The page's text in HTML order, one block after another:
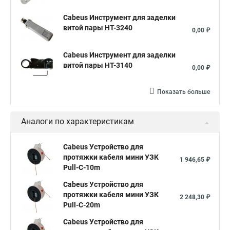
Cabeus Инструмент для заделки
витой пары HT-3240
0,00 ₽
Cabeus Инструмент для заделки
витой пары HT-3140
0,00 ₽
Показать больше
Аналоги по характеристикам
Cabeus Устройство для
протяжки кабеля мини УЗК
Pull-C-10m
1 946,65 ₽
Cabeus Устройство для
протяжки кабеля мини УЗК
Pull-C-20m
2 248,30 ₽
Cabeus Устройство для